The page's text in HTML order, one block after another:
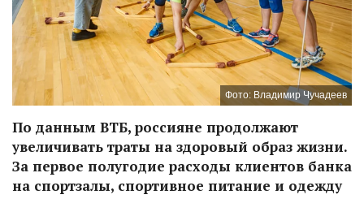
Фото: Владимир Чучадеев
По данным ВТБ, россияне продолжают
увеличивать траты на здоровый образ жизни.
За первое полугодие расходы клиентов банка
на спортзалы, спортивное питание и одежду